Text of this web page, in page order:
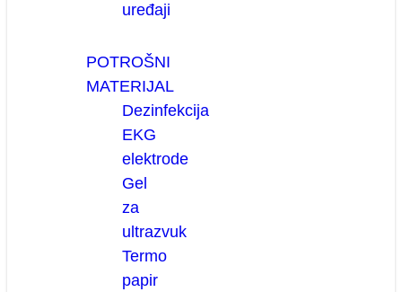
uređaji
POTROŠNI
MATERIJAL
Dezinfekcija
EKG
elektrode
Gel
za
ultrazvuk
Termo
papir